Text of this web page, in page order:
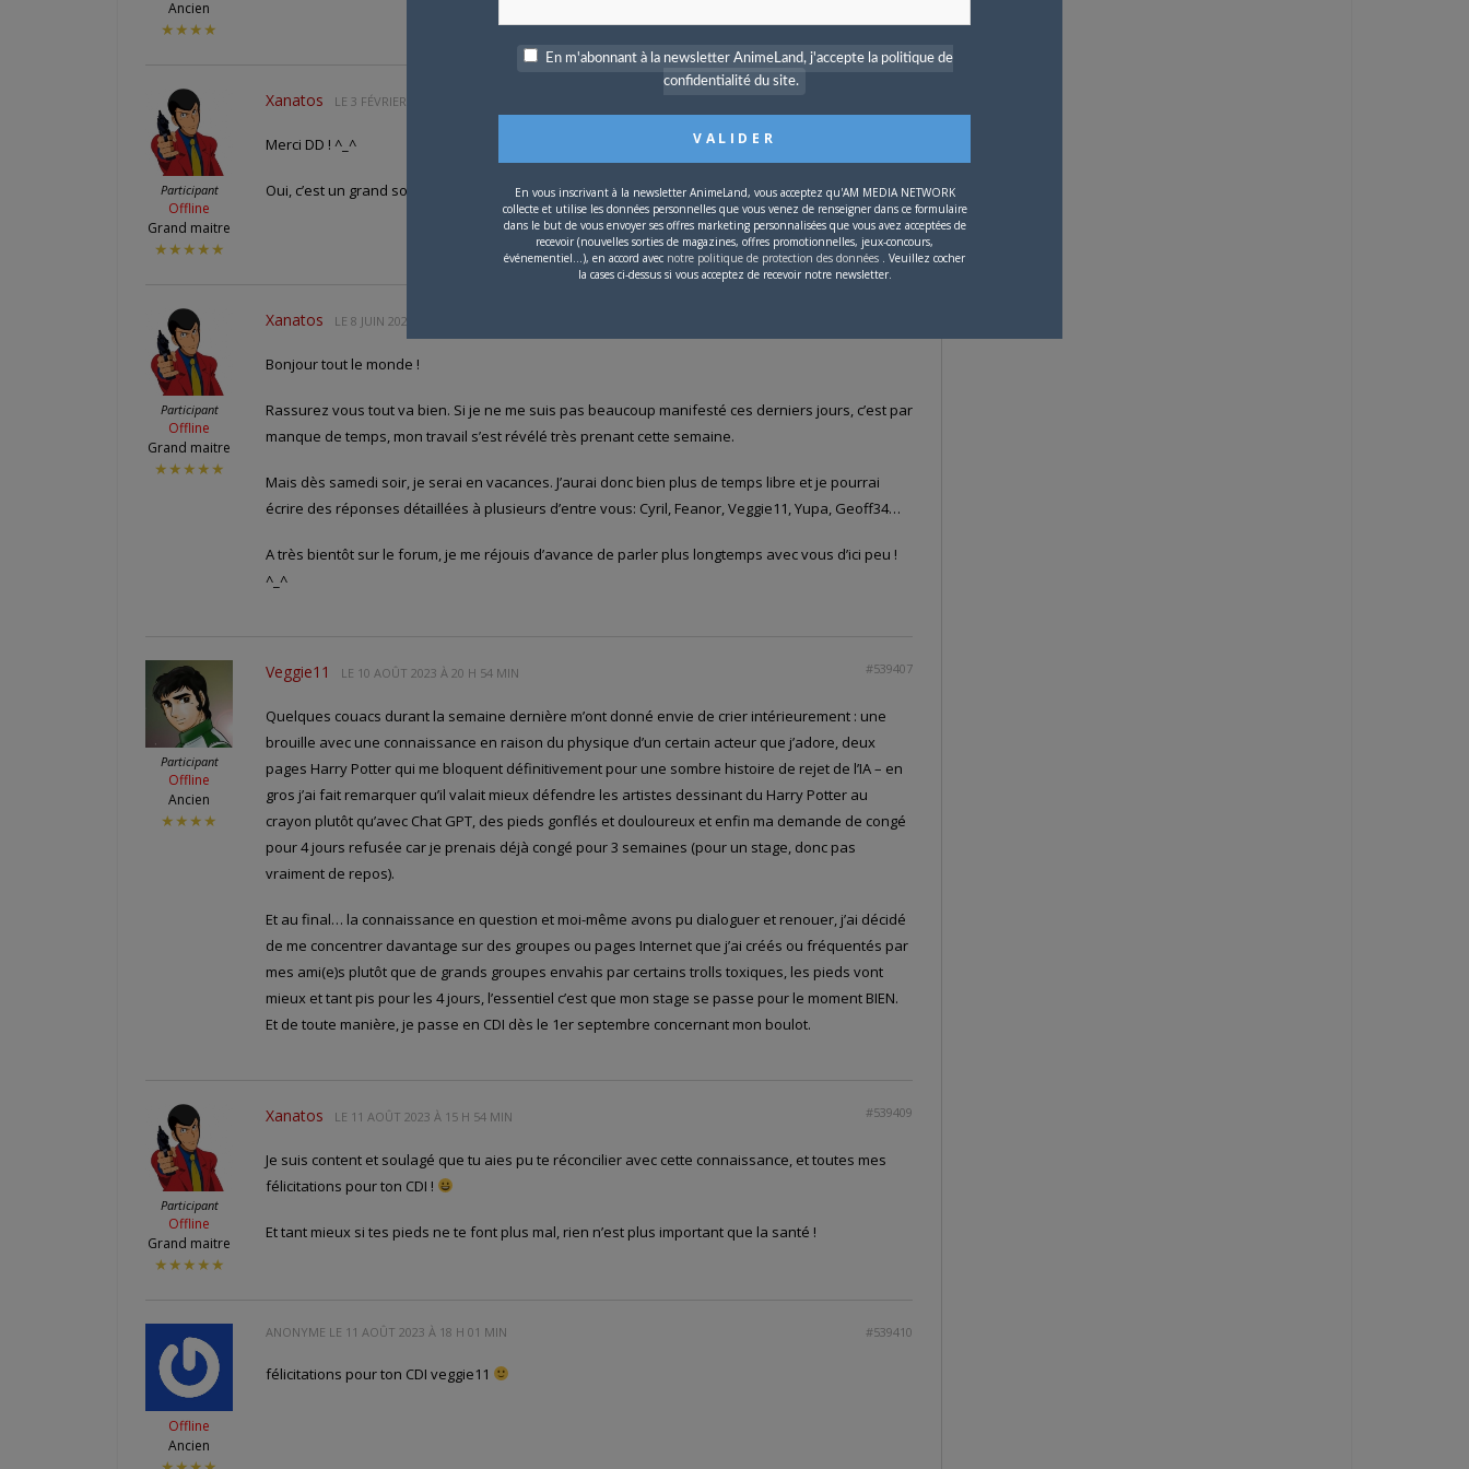
Ancien
★★★★
Participant
Offline
Grand maitre
★★★★★
Xanatos LE 3 FÉVRIER 2023 À 21 H 30 MIN
Merci DD ! ^_^
Oui, c’est un grand soulagement pour moi !
Participant
Offline
Grand maitre
★★★★★
Xanatos LE 8 JUIN 2023 À 13 H 11 MIN
Bonjour tout le monde !
Rassurez vous tout va bien. Si je ne me suis pas beaucoup manifesté ces derniers jours, c’est par
manque de temps, mon travail s’est révélé très prenant cette semaine.
Mais dès samedi soir, je serai en vacances. J’aurai donc bien plus de temps libre et je pourrai
écrire des réponses détaillées à plusieurs d’entre vous: Cyril, Feanor, Veggie11, Yupa, Geoff34…
A très bientôt sur le forum, je me réjouis d’avance de parler plus longtemps avec vous d’ici peu !
^_^
Participant
Offline
Ancien
★★★★
Veggie11 LE 10 AOÛT 2023 À 20 H 54 MIN #539407
Quelques couacs durant la semaine dernière m’ont donné envie de crier intérieurement : une
brouille avec une connaissance en raison du physique d’un certain acteur que j’adore, deux
pages Harry Potter qui me bloquent définitivement pour une sombre histoire de rejet de l’IA – en
gros j’ai fait remarquer qu’il valait mieux défendre les artistes dessinant du Harry Potter au
crayon plutôt qu’avec Chat GPT, des pieds gonflés et douloureux et enfin ma demande de congé
pour 4 jours refusée car je prenais déjà congé pour 3 semaines (pour un stage, donc pas
vraiment de repos).
Et au final… la connaissance en question et moi-même avons pu dialoguer et renouer, j’ai décidé
de me concentrer davantage sur des groupes ou pages Internet que j’ai créés ou fréquentés par
mes ami(e)s plutôt que de grands groupes envahis par certains trolls toxiques, les pieds vont
mieux et tant pis pour les 4 jours, l’essentiel c’est que mon stage se passe pour le moment BIEN.
Et de toute manière, je passe en CDI dès le 1er septembre concernant mon boulot.
Participant
Offline
Grand maitre
★★★★★
Xanatos LE 11 AOÛT 2023 À 15 H 54 MIN #539409
Je suis content et soulagé que tu aies pu te réconcilier avec cette connaissance, et toutes mes
félicitations pour ton CDI !
Et tant mieux si tes pieds ne te font plus mal, rien n’est plus important que la santé !
Offline
Ancien
ANONYME LE 11 AOÛT 2023 À 18 H 01 MIN #539410
félicitations pour ton CDI veggie11
En m'abonnant à la newsletter AnimeLand, j'accepte la politique de
confidentialité du site.
En vous inscrivant à la newsletter AnimeLand, vous acceptez qu'AM MEDIA NETWORK
collecte et utilise les données personnelles que vous venez de renseigner dans ce formulaire
dans le but de vous envoyer ses offres marketing personnalisées que vous avez acceptées de
recevoir (nouvelles sorties de magazines, offres promotionnelles, jeux-concours,
événementiel...), en accord avec notre politique de protection des données . Veuillez cocher
la cases ci-dessus si vous acceptez de recevoir notre newsletter.